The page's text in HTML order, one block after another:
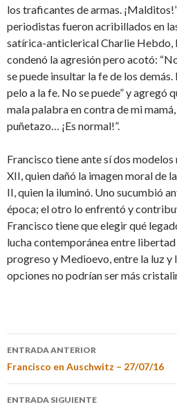
los traficantes de armas.
periodistas fueron acribillados en
satírica-anticlerical Charlie Hebdo,
condenó la agresión pero acotó:
se puede insultar la fe de los
pelo a la fe. No se puede” y agregó
mala palabra en contra de mi
puñetazo… ¡Es normal!”.
Francisco tiene ante sí dos
XII, quien dañó la imagen moral de
II, quien la iluminó. Uno sucumbió
época; el otro lo enfrentó y
Francisco tiene que elegir qué
lucha contemporánea entre
progreso y Medioevo, entre la luz y
opciones no podrían ser más
ENTRADA ANTERIOR
Francisco en Auschwitz – 27/07/16
ENTRADA SIGUIENTE